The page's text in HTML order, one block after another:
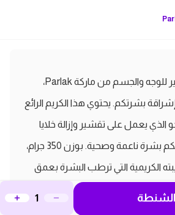
اكتشفوا كريم التقشير للوجه والجسم من ماركة Parlak،
إشراقة بشرتكم. يحتوي هذا الكريم الرائع
يعمل على تقشير وإزالة خلايا
الجلد الميتة، مما يمنحكم بشرة ناعمة وصحية. بوزن 350 جرام،
الكريمية التي ترطب البشرة بعمق
بالرطوبة، مما يجعله مناسبًا لجميع
والباهتة. يمكنكم استخدامه مرتين